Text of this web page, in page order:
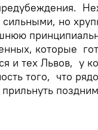
сильными, но
которые
и тех Львов, у
того, что